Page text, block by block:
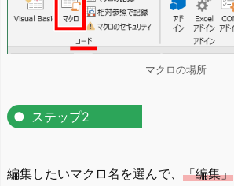
マクロの場所
ステップ2
編集したいマクロ名を選んで、 「編集」